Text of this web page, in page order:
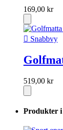
169,00 kr
 Snabbvy
519,00 kr
Produkter i